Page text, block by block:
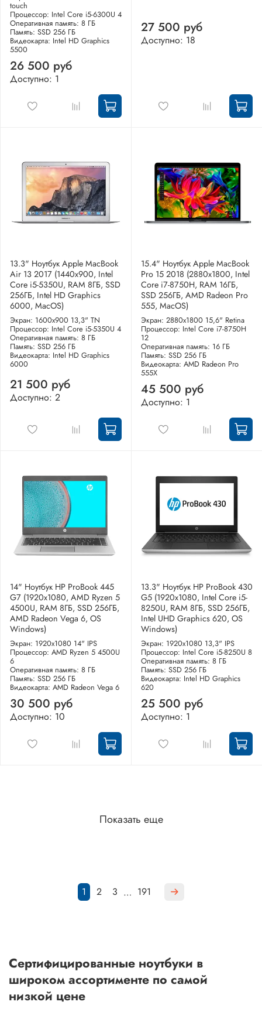
touch
Процессор: Intel Core i5-6300U 4
Оперативная память: 8 ГБ
Память: SSD 256 ГБ
Видеокарта: Intel HD Graphics
5500
26 500 руб
Доступно: 1
27 500 руб
Доступно: 18
13.3" Ноутбук Apple MacBook
Air 13 2017 (1440x900, Intel
Core i5-5350U, RAM 8ГБ, SSD
256ГБ, Intel HD Graphics
6000, MacOS)
Экран: 1600x900 13,3" TN
Процессор: Intel Core i5-5350U 4
Оперативная память: 8 ГБ
Память: SSD 256 ГБ
Видеокарта: Intel HD Graphics
6000
21 500 руб
Доступно: 2
15.4" Ноутбук Apple MacBook
Pro 15 2018 (2880x1800, Intel
Core i7-8750H, RAM 16ГБ,
SSD 256ГБ, AMD Radeon Pro
555, MacOS)
Экран: 2880x1800 15,6" Retina
Процессор: Intel Core i7-8750H
12
Оперативная память: 16 ГБ
Память: SSD 256 ГБ
Видеокарта: AMD Radeon Pro
555X
45 500 руб
Доступно: 1
14" Ноутбук HP ProBook 445
G7 (1920x1080, AMD Ryzen 5
4500U, RAM 8ГБ, SSD 256ГБ,
AMD Radeon Vega 6, OS
Windows)
Экран: 1920x1080 14" IPS
Процессор: AMD Ryzen 5 4500U
6
Оперативная память: 8 ГБ
Память: SSD 256 ГБ
Видеокарта: AMD Radeon Vega 6
30 500 руб
Доступно: 10
13.3" Ноутбук HP ProBook 430
G5 (1920x1080, Intel Core i5-
8250U, RAM 8ГБ, SSD 256ГБ,
Intel UHD Graphics 620, OS
Windows)
Экран: 1920x1080 13,3" IPS
Процессор: Intel Core i5-8250U 8
Оперативная память: 8 ГБ
Память: SSD 256 ГБ
Видеокарта: Intel HD Graphics
620
25 500 руб
Доступно: 1
Показать еще
1 2 3 … 191
Сертифицированные ноутбуки в
широком ассортименте по самой
низкой цене